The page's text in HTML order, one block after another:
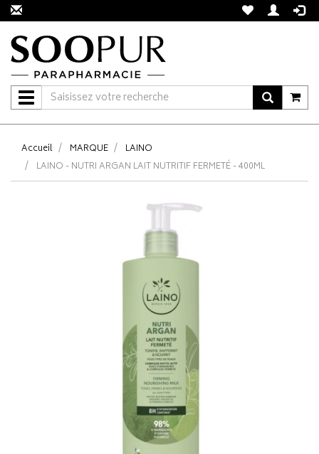
Navigation
Accueil MARQUE
LAINO
LAINO - NUTRI ARGAN LAIT NUTRITIF FERMETÉ - 400ML